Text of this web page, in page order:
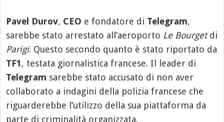
Pavel Durov, CEO e fondatore di Telegram,
sarebbe stato arrestato all’aeroporto Le Bourgetdi
Parigi. Questo secondo quanto è stato riportato da
TF1, testata giornalistica francese. Il leader di
Telegram sarebbe stato accusato di non aver
collaborato a indagini della polizia francese che
riguarderebbe l’utilizzo della sua piattaforma da
parte di criminalità organizzata.